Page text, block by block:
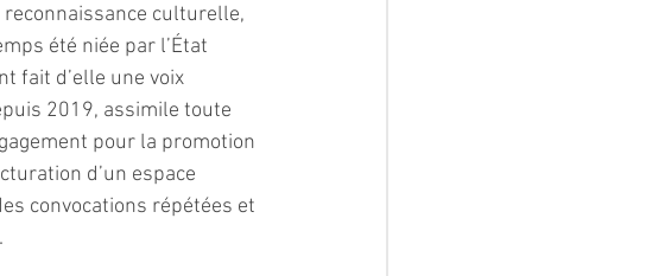
culturelle,
été niée par l’État
fait d’elle une voix
2019, assimile toute
pour la promotion
d’un espace
convocations répétées et